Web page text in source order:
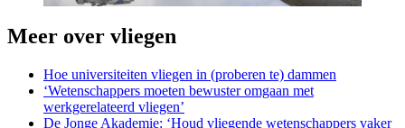
Meer over vliegen
Hoe universiteiten vliegen in (proberen te) dammen
‘Wetenschappers moeten bewuster omgaan met
werkgerelateerd vliegen’
De Jonge Akademie: ‘Houd vliegende wetenschappers vaker